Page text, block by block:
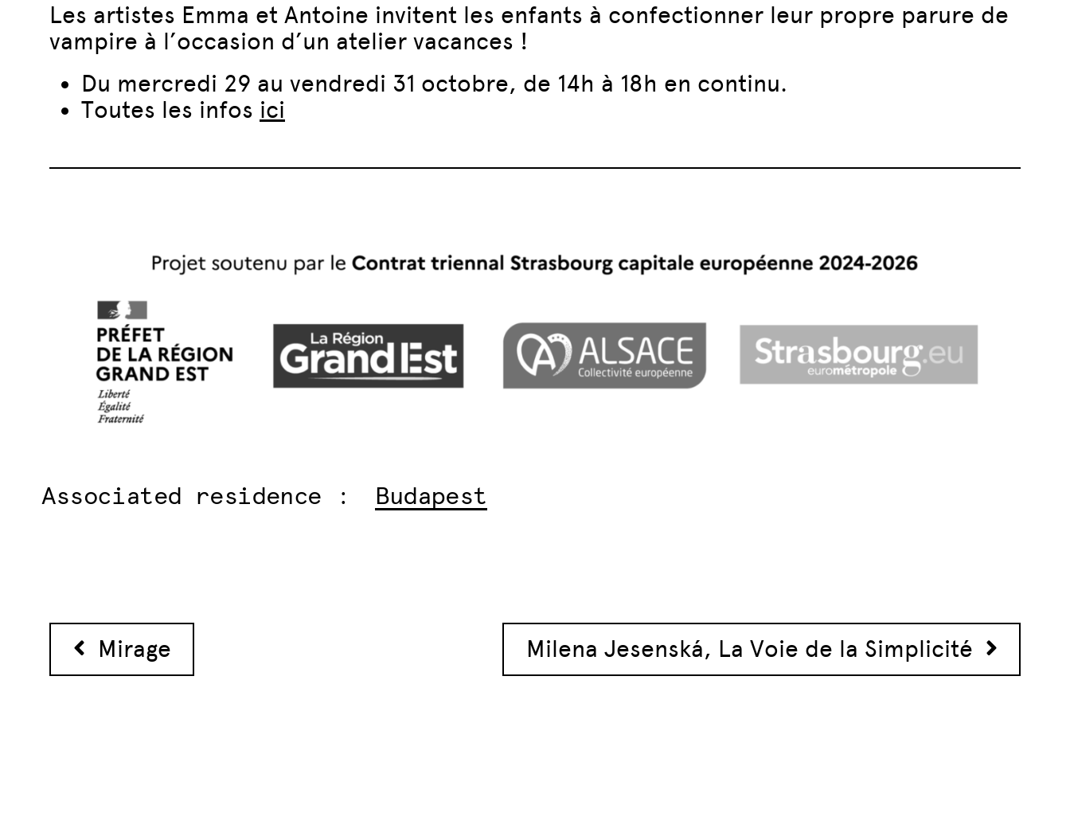
Les artistes Emma et Antoine invitent les enfants à confectionner leur propre parure de
vampire à l’occasion d’un atelier vacances !
Du mercredi 29 au vendredi 31 octobre, de 14h à 18h en continu.
Toutes les infos ici
Associated residence : Budapest
Post navigation
Mirage Milena Jesenská, La Voie de la Simplicité